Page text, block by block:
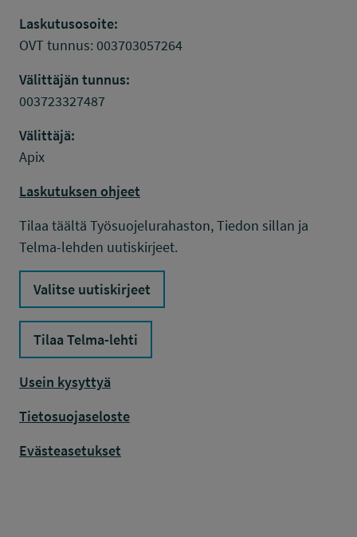
Laskutusosoite:
OVT tunnus: 003703057264
Välittäjän tunnus:
003723327487
Välittäjä:
Apix
Laskutuksen ohjeet
Tilaa täältä Työsuojelurahaston, Tiedon sillan ja
Telma-lehden uutiskirjeet.
Valitse uutiskirjeet
Tilaa Telma-lehti
Usein kysyttyä
Tietosuojaseloste
Evästeasetukset